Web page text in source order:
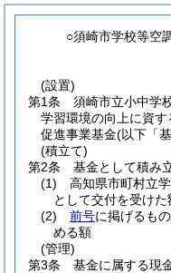
○須崎市学校等空
(設置)
第1条
須崎市立小中学
学習環境の向上に資
促進事業基金(以下「
(積立て)
第2条
基金として積み
(1)
高知県市町村立
として交付を受けた
(2)
前号に掲げるも
める額
(管理)
第3条
基金に属する現